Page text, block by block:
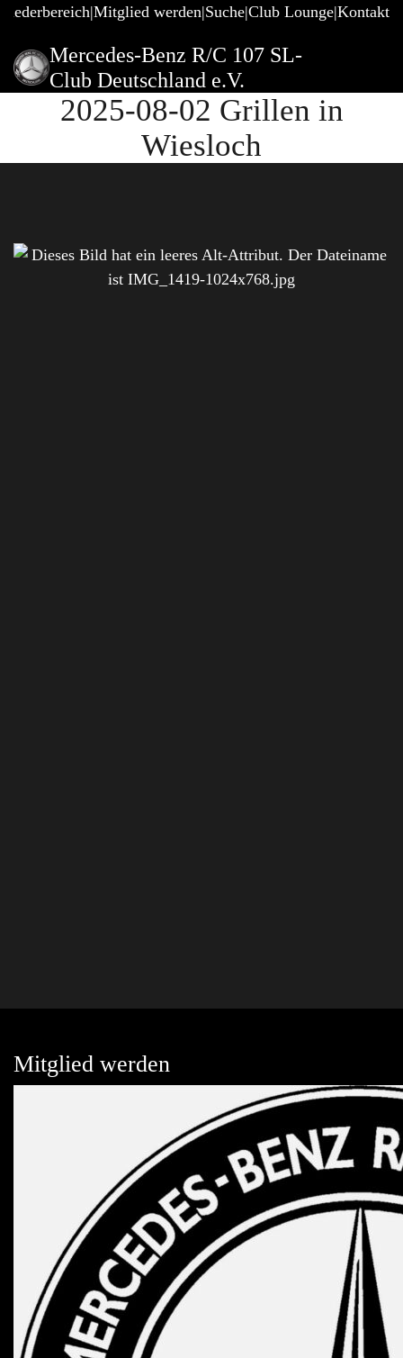
Mitglied werden Suche Club Lounge Kontakt
Mercedes-Benz R/C 107 SL-
Club Deutschland e.V.
2025-08-02 Grillen in
Wiesloch
Mitglied werden